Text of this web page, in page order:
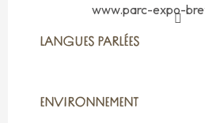
www.parc-expo-
LANGUES PARLÉES
LANGUES PARLÉES
ENVIRONNEMENT
ENVIRONNEMENT